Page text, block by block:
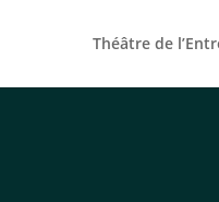
Théâtre de